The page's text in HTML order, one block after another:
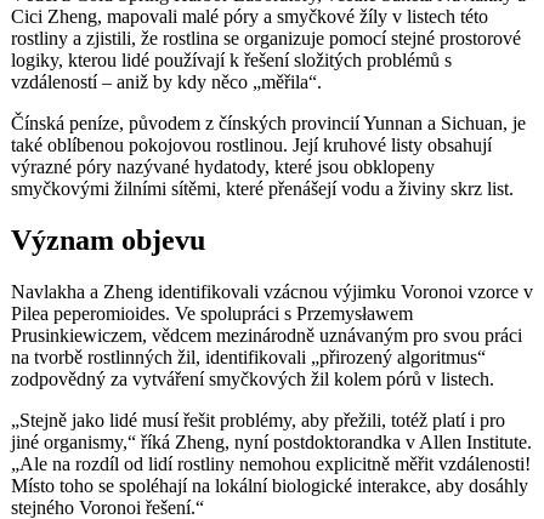
Cici Zheng, mapovali malé póry a smyčkové žíly v listech této
rostliny a zjistili, že rostlina se organizuje pomocí stejné prostorové
logiky, kterou lidé používají k řešení složitých problémů s
vzdáleností – aniž by kdy něco „měřila“.
Čínská peníze, původem z čínských provincií Yunnan a Sichuan, je
také oblíbenou pokojovou rostlinou. Její kruhové listy obsahují
výrazné póry nazývané hydatody, které jsou obklopeny
smyčkovými žilními sítěmi, které přenášejí vodu a živiny skrz list.
Význam objevu
Navlakha a Zheng identifikovali vzácnou výjimku Voronoi vzorce v
Pilea peperomioides. Ve spolupráci s Przemysławem
Prusinkiewiczem, vědcem mezinárodně uznávaným pro svou práci
na tvorbě rostlinných žil, identifikovali „přirozený algoritmus“
zodpovědný za vytváření smyčkových žil kolem pórů v listech.
„Stejně jako lidé musí řešit problémy, aby přežili, totéž platí i pro
jiné organismy,“ říká Zheng, nyní postdoktorandka v Allen Institute.
„Ale na rozdíl od lidí rostliny nemohou explicitně měřit vzdálenosti!
Místo toho se spoléhají na lokální biologické interakce, aby dosáhly
stejného Voronoi řešení.“